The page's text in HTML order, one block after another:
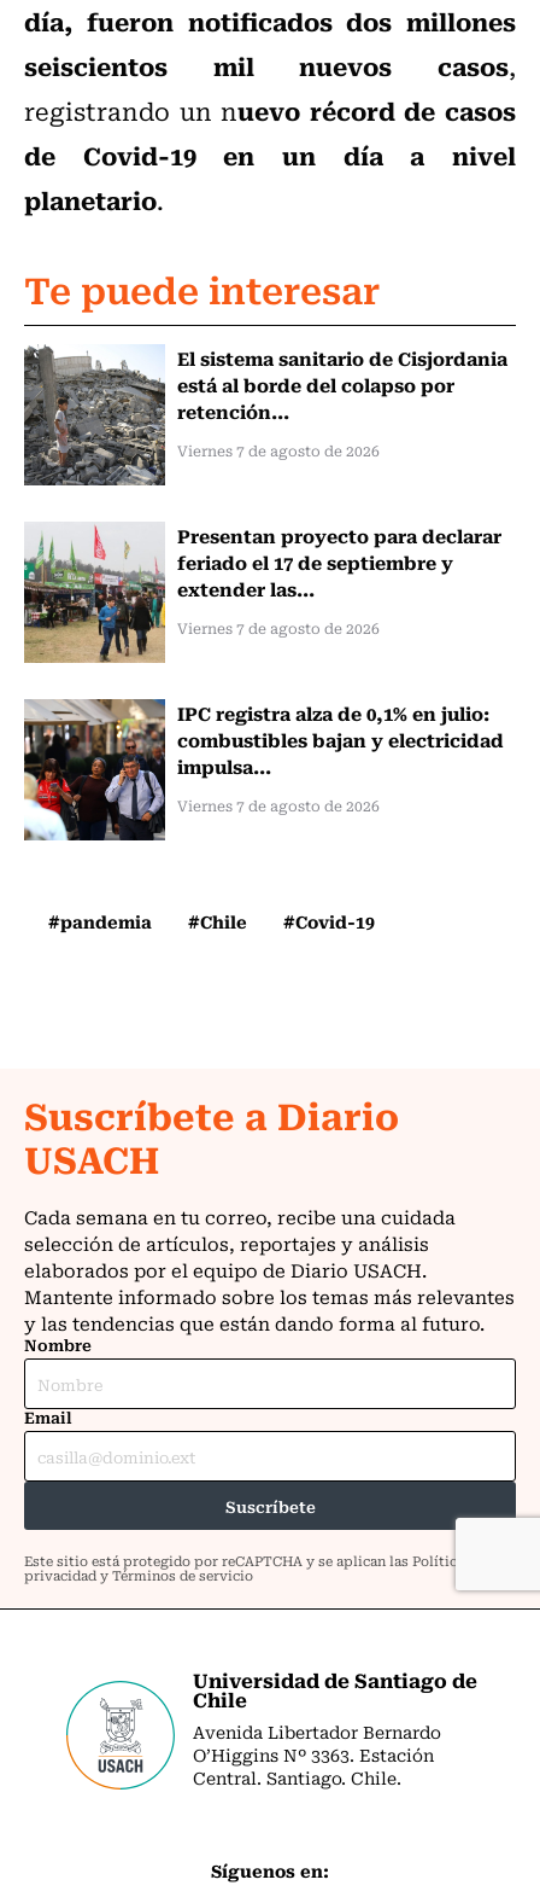
día, fueron notificados dos millones
seiscientos mil nuevos casos,
registrando un nuevo récord de casos
de Covid-19 en un día a nivel
planetario.
Te puede interesar
El sistema sanitario de Cisjordania
está al borde del colapso por
retención...
Viernes 7 de agosto de 2026
Presentan proyecto para declarar
feriado el 17 de septiembre y
extender las...
Viernes 7 de agosto de 2026
IPC registra alza de 0,1% en julio:
combustibles bajan y electricidad
impulsa...
Viernes 7 de agosto de 2026
#pandemia #Chile #Covid-19
Universidad de Santiago de
Chile
Avenida Libertador Bernardo
O’Higgins Nº 3363. Estación
Central. Santiago. Chile.
Síguenos en: